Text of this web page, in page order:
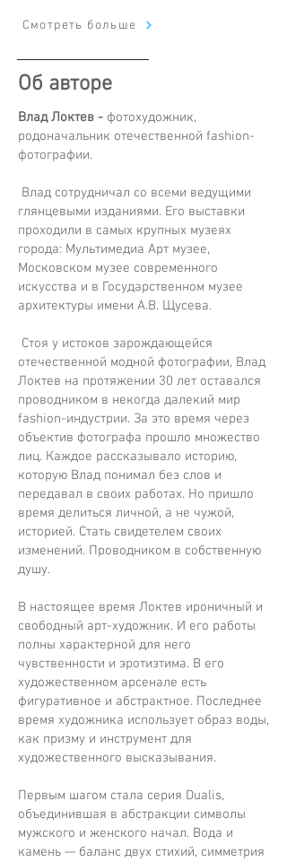
Смотреть больше
Об авторе
Влад Локтев - фотохудожник,
родоначальник отечественной fashion-
фотографии.
Влад сотрудничал со всеми ведущими
глянцевыми изданиями. Его выставки
проходили в самых крупных музеях
города: Мультимедиа Арт музее,
Московском музее современного
искусства и в Государственном музее
архитектуры имени А.В. Щусева.
Стоя у истоков зарождающейся
отечественной модной фотографии, Влад
Локтев на протяжении 30 лет оставался
проводником в некогда далекий мир
fashion-индустрии. За это время через
объектив фотографа прошло множество
лиц. Каждое рассказывало историю,
которую Влад понимал без слов и
передавал в своих работах. Но пришло
время делиться личной, а не чужой,
историей. Стать свидетелем своих
изменений. Проводником в собственную
душу.
В настоящее время Локтев ироничный и
свободный арт-художник. И его работы
полны характерной для него
чувственности и эротизтима. В его
художественном арсенале есть
фигуративное и абстрактное. Последнее
время художника использует образ воды,
как призму и инструмент для
художественного высказывания.
Первым шагом стала серия Dualis,
объединившая в абстракции символы
мужского и женского начал. Вода и
камень — баланс двух стихий, симметрия